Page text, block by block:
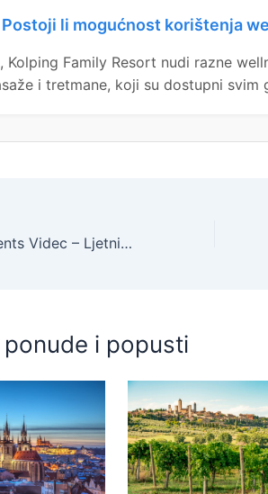
Postoji li mogućnost korištenja
Kolping Family Resort nudi razne
i tretmane, koji su dostupni svim
Forest Apartments Videc – Ljetni wellness vikend odmor na Pohorju za 10 osoba, Pohorje, Slovenija – 399 EUR – 2x noćenje u dvosobnom apartmanu s balkonom za 10 osoba, Neograničeno korištenje WellNest unutarnjega bazena od 12 do 20 sati – Akcija
ponude i popusti